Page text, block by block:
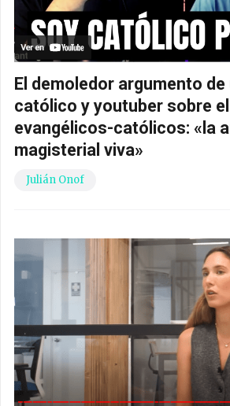
El demoledor argumento
católico y youtuber sobre
evangélicos-católicos: «la
magisterial viva»
Julián Onof